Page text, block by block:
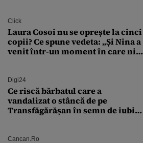
Click
Laura Cosoi nu se oprește la cinci
copii? Ce spune vedeta: „Și Nina a
venit într-un moment în care nici
Digi24
Ce riscă bărbatul care a
vandalizat o stâncă de pe
Transfăgărășan în semn de iubire
Cancan.ro